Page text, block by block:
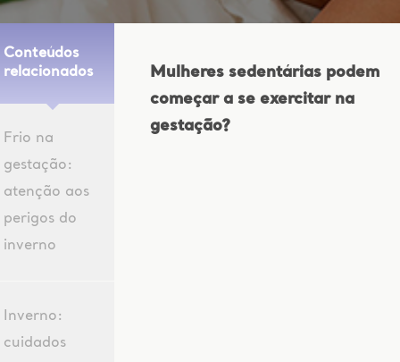
Conteúdos
relacionados
Frio na
gestação:
atenção aos
perigos do
inverno
Inverno:
cuidados
Mulheres sedentárias podem
começar a se exercitar na
gestação?